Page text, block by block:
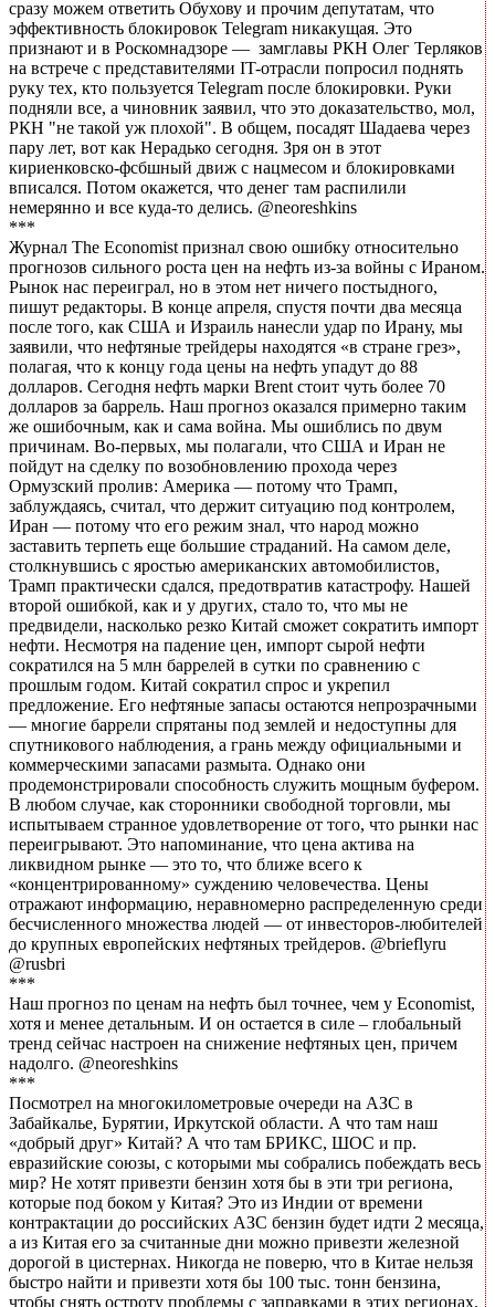
сразу можем ответить Обухову и прочим депутатам, что
эффективность блокировок Telegram никакущая. Это
признают и в Роскомнадзоре — замглавы РКН Олег Терляков
на встрече с представителями IT-отрасли попросил поднять
руку тех, кто пользуется Telegram после блокировки. Руки
подняли все, а чиновник заявил, что это доказательство, мол,
РКН "не такой уж плохой". В общем, посадят Шадаева через
пару лет, вот как Нерадько сегодня. Зря он в этот
кириенковско-фсбшный движ с нацмесом и блокировками
вписался. Потом окажется, что денег там распилили
немерянно и все куда-то делись. @neoreshkins
***
Журнал The Economist признал свою ошибку относительно
прогнозов сильного роста цен на нефть из-за войны с Ираном.
Рынок нас переиграл, но в этом нет ничего постыдного,
пишут редакторы. В конце апреля, спустя почти два месяца
после того, как США и Израиль нанесли удар по Ирану, мы
заявили, что нефтяные трейдеры находятся «в стране грез»,
полагая, что к концу года цены на нефть упадут до 88
долларов. Сегодня нефть марки Brent стоит чуть более 70
долларов за баррель. Наш прогноз оказался примерно таким
же ошибочным, как и сама война. Мы ошиблись по двум
причинам. Во-первых, мы полагали, что США и Иран не
пойдут на сделку по возобновлению прохода через
Ормузский пролив: Америка — потому что Трамп,
заблуждаясь, считал, что держит ситуацию под контролем,
Иран — потому что его режим знал, что народ можно
заставить терпеть еще большие страданий. На самом деле,
столкнувшись с яростью американских автомобилистов,
Трамп практически сдался, предотвратив катастрофу. Нашей
второй ошибкой, как и у других, стало то, что мы не
предвидели, насколько резко Китай сможет сократить импорт
нефти. Несмотря на падение цен, импорт сырой нефти
сократился на 5 млн баррелей в сутки по сравнению с
прошлым годом. Китай сократил спрос и укрепил
предложение. Его нефтяные запасы остаются непрозрачными
— многие баррели спрятаны под землей и недоступны для
спутникового наблюдения, а грань между официальными и
коммерческими запасами размыта. Однако они
продемонстрировали способность служить мощным буфером.
В любом случае, как сторонники свободной торговли, мы
испытываем странное удовлетворение от того, что рынки нас
переигрывают. Это напоминание, что цена актива на
ликвидном рынке — это то, что ближе всего к
«концентрированному» суждению человечества. Цены
отражают информацию, неравномерно распределенную среди
бесчисленного множества людей — от инвесторов-любителей
до крупных европейских нефтяных трейдеров. @brieflyru
@rusbri
***
Наш прогноз по ценам на нефть был точнее, чем у Economist,
хотя и менее детальным. И он остается в силе – глобальный
тренд сейчас настроен на снижение нефтяных цен, причем
надолго. @neoreshkins
***
Посмотрел на многокилометровые очереди на АЗС в
Забайкалье, Бурятии, Иркутской области. А что там наш
«добрый друг» Китай? А что там БРИКС, ШОС и пр.
евразийские союзы, с которыми мы собрались побеждать весь
мир? Не хотят привезти бензин хотя бы в эти три региона,
которые под боком у Китая? Это из Индии от времени
контрактации до российских АЗС бензин будет идти 2 месяца,
а из Китая его за считанные дни можно привезти железной
дорогой в цистернах. Никогда не поверю, что в Китае нельзя
быстро найти и привезти хотя бы 100 тыс. тонн бензина,
чтобы снять остроту проблемы с заправками в этих регионах.